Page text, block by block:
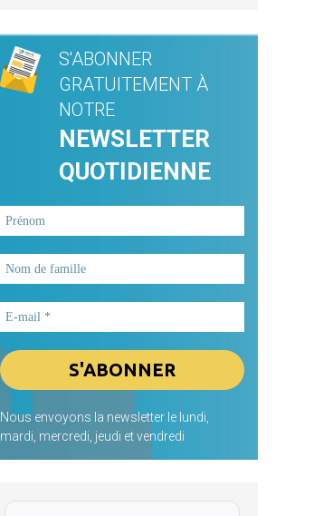
S'ABONNER
GRATUITEMENT À
NOTRE
NEWSLETTER
QUOTIDIENNE
Nous envoyons la newsletter le lundi,
mardi, mercredi, jeudi et vendredi